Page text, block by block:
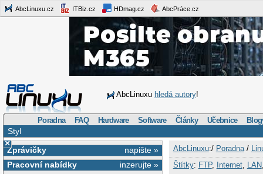
AbcLinuxu.cz ITBiz.cz HDmag.cz AbcPráce.cz
AbcLinuxu hledá autory!
Poradna FAQ Hardware Software Články Učebnice
Styl
×
napište »
Zprávičky
inzerujte »
Pracovní nabídky
AbcLinuxu:/ Poradna/
Štítky: FTP, Internet, LAN